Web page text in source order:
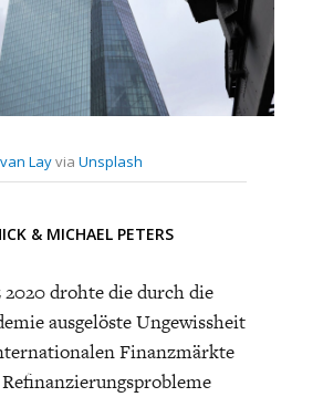
FOR FUTURE
DEUTSCHLAND
Layvia Unsplash
& MICHAEL PETERS
drohte die durch die
ausgelöste Ungewissheit
Finanzmärkte